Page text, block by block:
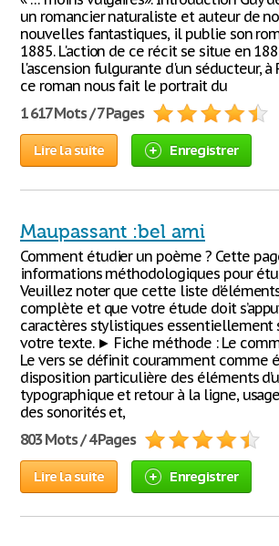
un romancier naturaliste et auteur de
nouvelles fantastiques, il publie son
1885. L'action de ce récit se situe en
l'ascension fulgurante d'un séducteur, à
ce roman nous fait le portrait du
1 617 Mots / 7 Pages
Lire la suite Enregistrer
Maupassant :bel ami
Comment étudier un poème ? Cette
informations méthodologiques pour
Veuillez noter que cette liste d’éléments
complète et que votre étude doit
caractères stylistiques essentiellement
votre texte. ► Fiche méthode : Le
Le vers se définit couramment comme
disposition particulière des éléments
typographique et retour à la ligne,
des sonorités et,
803 Mots / 4 Pages
Lire la suite Enregistrer